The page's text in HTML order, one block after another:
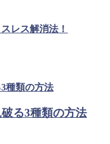
レス解消法！
る3種類の方法